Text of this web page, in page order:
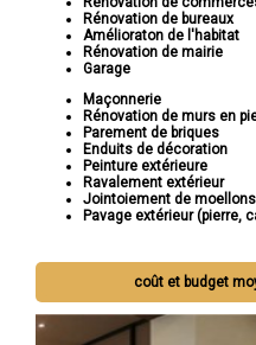
Rénovation de bureaux
Amélioraton de l'habitat
Rénovation de mairie
Garage
Maçonnerie
Rénovation de murs en
Parement de briques
Enduits de décoration
Peinture extérieure
Ravalement extérieur
Jointoiement de
Pavage extérieur (pierre,
coût et budget